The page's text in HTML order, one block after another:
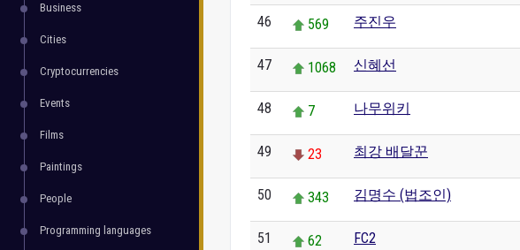
Business
Cities
Cryptocurrencies
Events
Films
Paintings
People
Programming languages
46 569 주진우
47 1068 신혜선
48 7 나무위키
49 23 최강 배달꾼
50 343 김명수 (법조인)
51 62 FC2